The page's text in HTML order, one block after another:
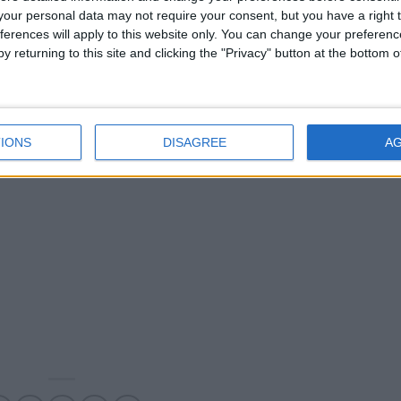
personal data may not require your consent, but you have a right
will apply to this website only. You can change your
returning to this site and clicking the "Privacy" button at the bottom
DISAGREE
Sport Allemagne, Florian Plettenberg, les dirigeants allemands
le dossier n’a visiblement pas semblé prioritaire aux yeux de
En agissant vite, Monaco aura plus de temps pour tenter à son